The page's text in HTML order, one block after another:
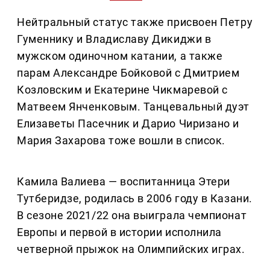
Нейтральный статус также присвоен Петру
Гуменнику и Владиславу Дикиджи в
мужском одиночном катании, а также
парам Александре Бойковой с Дмитрием
Козловским и Екатерине Чикмаревой с
Матвеем Янченковым. Танцевальный дуэт
Елизаветы Пасечник и Дарио Чиризано и
Мария Захарова тоже вошли в список.
Камила Валиева — воспитанница Этери
Тутберидзе, родилась в 2006 году в Казани.
В сезоне 2021/22 она выиграла чемпионат
Европы и первой в истории исполнила
четверной прыжок на Олимпийских играх.